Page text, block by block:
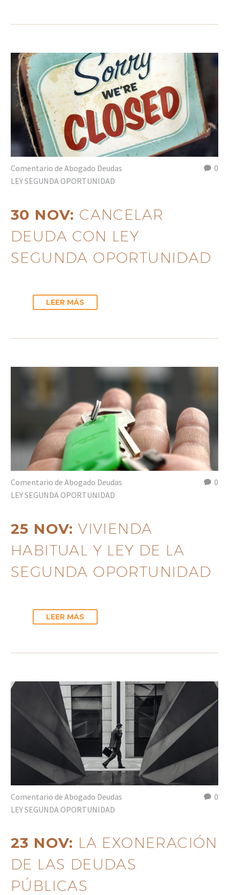
0
Comentario de Abogado Deudas
LEY SEGUNDA OPORTUNIDAD
30 NOV: CANCELAR
DEUDA CON LEY
SEGUNDA OPORTUNIDAD
LEER MÁS
0
Comentario de Abogado Deudas
LEY SEGUNDA OPORTUNIDAD
25 NOV:VIVIENDA
HABITUAL Y LEY DE LA
SEGUNDA OPORTUNIDAD
LEER MÁS
0
Comentario de Abogado Deudas
LEY SEGUNDA OPORTUNIDAD
23 NOV: LA EXONERACIÓN
DE LAS DEUDAS
PÚBLICAS